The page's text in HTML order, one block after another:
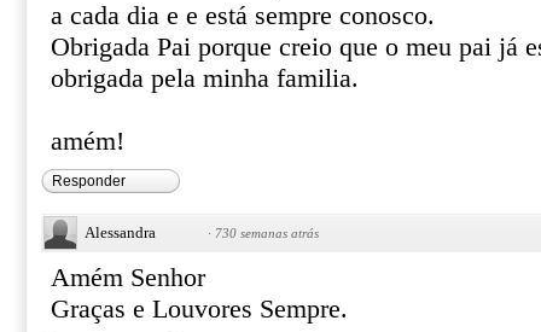
a cada dia e e está sempre conosco.
Obrigada Pai porque creio que o meu pai já
obrigada pela minha familia.
amém!
Responder
Alessandra · 730 semanas atrás
Amém Senhor
Graças e Louvores Sempre.